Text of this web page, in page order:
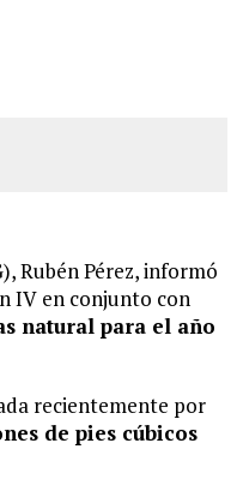
Rubén Pérez, informó
IV en conjunto con
natural para el año
recientemente por
de pies cúbicos